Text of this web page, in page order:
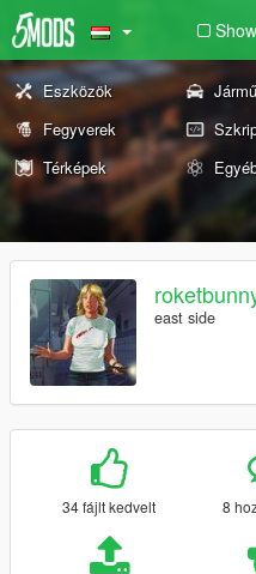
Eszközök
Fegyverek
Térképek
east side
34 fájlt kedvelt 8